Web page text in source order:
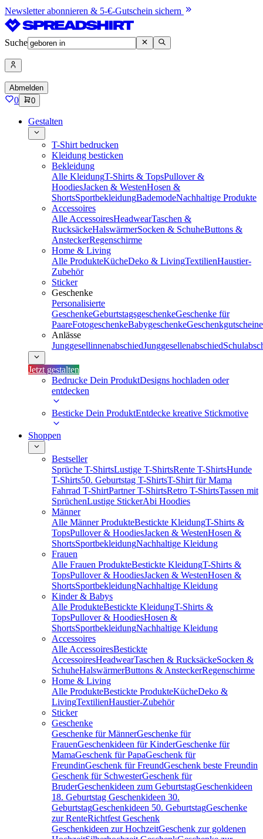
Newsletter abonnieren & 5-€-Gutschein sichern
Suche
Abmelden
0 0
Gestalten
T-Shirt bedrucken
Kleidung besticken
Bekleidung
Alle KleidungT-Shirts & TopsPullover &
HoodiesJacken & WestenHosen &
ShortsSportbekleidungBademodeNachhaltige Produkte
Accessoires
Alle AccessoiresHeadwearTaschen &
RucksäckeHalswärmerSocken & SchuheButtons &
AnsteckerRegenschirme
Home & Living
Alle ProdukteKücheDeko & LivingTextilienHaustier-
Zubehör
Sticker
Geschenke
Personalisierte
GeschenkeGeburtstagsgeschenkeGeschenke für
PaareFotogeschenkeBabygeschenkeGeschenkgutscheine
Anlässe
JunggesellinnenabschiedJunggesellenabschied
Jetzt gestalten
Bedrucke Dein ProduktDesigns hochladen oder
entdecken
Besticke Dein ProduktEntdecke kreative Stickmotive
Shoppen
Bestseller
Sprüche T-ShirtsLustige T-ShirtsRente T-ShirtsHunde
T-Shirts50. Geburtstag T-ShirtsT-Shirt für Mama
Fahrrad T-ShirtPartner T-ShirtsRetro T-ShirtsTassen mit
SprüchenLustige StickerAbi Hoodies
Männer
Alle Männer ProdukteBestickte KleidungT-Shirts &
TopsPullover & HoodiesJacken & WestenHosen &
ShortsSportbekleidungNachhaltige Kleidung
Frauen
Alle Frauen ProdukteBestickte KleidungT-Shirts &
TopsPullover & HoodiesJacken & WestenHosen &
ShortsSportbekleidungNachhaltige Kleidung
Kinder & Babys
Alle ProdukteBestickte KleidungT-Shirts &
TopsPullover & HoodiesHosen &
ShortsSportbekleidungNachhaltige Kleidung
Accessoires
Alle AccessoiresBestickte
AccessoiresHeadwearTaschen & RucksäckeSocken &
SchuheHalswärmerButtons & AnsteckerRegenschirme
Home & Living
Alle ProdukteBestickte ProdukteKücheDeko &
LivingTextilienHaustier-Zubehör
Sticker
Geschenke
Geschenke für MännerGeschenke für
FrauenGeschenkideen für KinderGeschenke für
MamaGeschenk für PapaGeschenk für
FreundinGeschenk für FreundGeschenk beste Freundin
Geschenk für SchwesterGeschenk für
BruderGeschenkideen zum GeburtstagGeschenkideen
18. Geburtstag Geschenkideen 30.
GeburtstagGeschenkideen 50. GeburtstagGeschenke
zur RenteRichtfest Geschenk
Geschenkideen zur HochzeitGeschenk zur goldenen